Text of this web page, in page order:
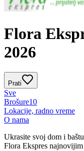
Flora
2026
Prati
Sve
Brošure10
Lokacije, radno vreme
O nama
Ukrasite svoj dom i
Flora Ekspres najnovijim